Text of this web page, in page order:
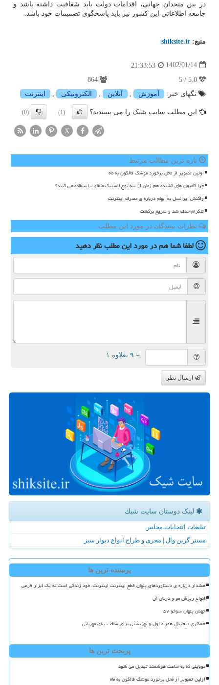
در بین متحدان جهانی، اقدامات دولت باید شفافیت داشته باشد و
جامعه اطلاعاتی این کشور نیز باید پاسخگوی تصمیمات خود باشد.
منبع: shiksite.ir
1402/01/14
21:33:53
تگهای خبر:
آموزش , آنلاین , الكترونیكی , اینترنت
این مطلب سایت شیک را می پسندید؟ (1)
(0)
X
تازه ترین مطالب مرتبط
اولین تصویر از محل برخورد موشک فالکون به ماه
چرا کامیون های کشنده هم زمان از سه نوع لاستیک متفاوت استفاده می کنند؟
واکنش ایرانسل به ابهام درباره ی مصرف اینترنت
تلگرام حذف شد و سریع برگشت
نظرات بینندگان در مورد این مطلب
لطفا شما همدر مورد این مطلبنظر دهید
= ۹ بعلاوه ۱
ارسال نظر
لینک دوستان سایت شیك
تبلیغات انتخابات مجلس
مستر گرین وال | مجری و طراح انواع دیوار سبز
پربیننده ترین ها
هشدار درباره ی دستاوردهای پنهان قطع اینترنت اینترنت، خود زندگی است نه یک ابزار فرعی
انواع ریزش مو و درمان آن
جهش پنهان سوخو ۵۷
همکاری دیجیتال همراه اول و بهزیستی برای ساخت بنای مهربانی
پربحث ترین ها
موبایلی که به ساعت هوشمند تبدیل می شود
اولین تصویر از محل برخورد موشک فالکون به ماه